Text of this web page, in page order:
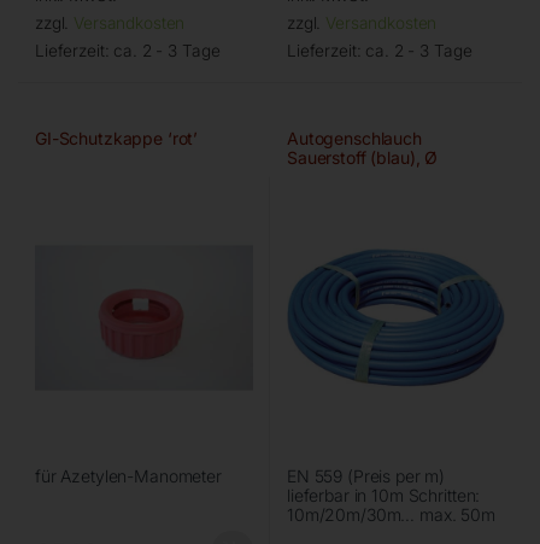
zzgl. Versandkosten
Lieferzeit: ca. 2 - 3 Tage
zzgl. Versandkosten
Lieferzeit: ca. 2 - 3 Tage
GI-Schutzkappe ‘rot’
für Azetylen-Manometer
Autogenschlauch
Sauerstoff (blau), Ø
EN 559 (Preis per m)
lieferbar in 10m Schritten:
10m/20m/30m… max. 50m